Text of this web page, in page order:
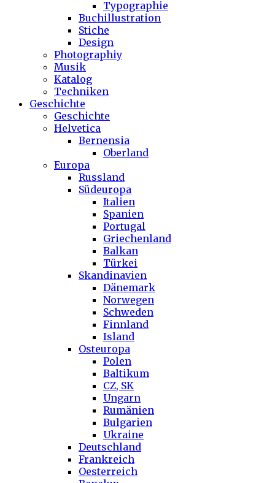
Typographie
Buchillustration
Stiche
Design
Photographiy
Musik
Katalog
Techniken
Geschichte
Geschichte
Helvetica
Bernensia
Oberland
Europa
Russland
Südeuropa
Italien
Spanien
Portugal
Griechenland
Balkan
Türkei
Skandinavien
Dänemark
Norwegen
Schweden
Finnland
Island
Osteuropa
Polen
Baltikum
CZ, SK
Ungarn
Rumänien
Bulgarien
Ukraine
Deutschland
Frankreich
Oesterreich